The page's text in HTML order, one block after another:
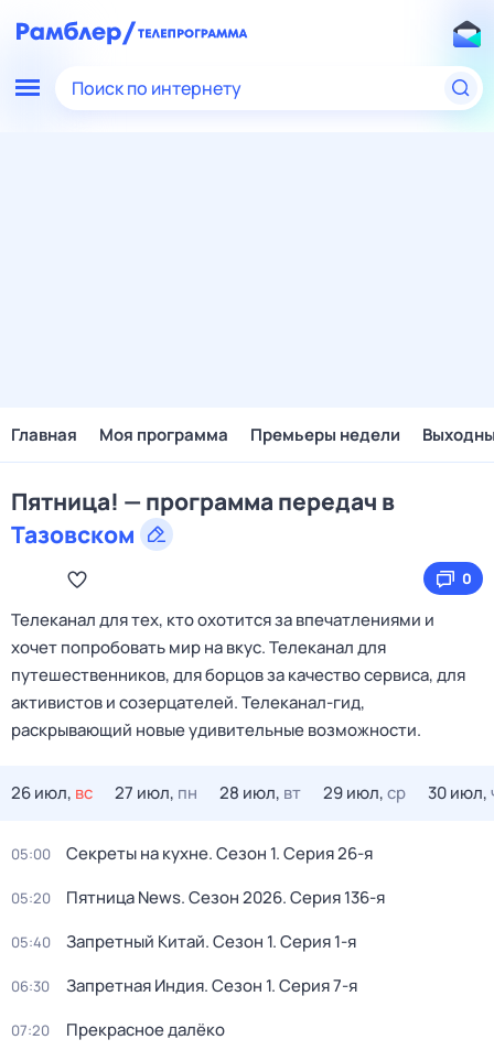
Поиск по интернету
Главная Моя программа Премьеры недели
Пятница! — программа передач в
Тазовском
0
Телеканал для тех, кто охотится за впечатлениями и
хочет попробовать мир на вкус. Телеканал для
путешественников, для борцов за качество сервиса, для
активистов и созерцателей. Телеканал-гид,
раскрывающий новые удивительные возможности.
26 июл, вс 27 июл, пн 28 июл, вт 29 июл,ср 30 июл,
05:00 Секреты на кухне. Сезон 1. Серия 26-я
05:20 Пятница News. Сезон 2026. Серия 136-я
05:40 Запретный Китай. Сезон 1. Серия 1-я
06:30 Запретная Индия. Сезон 1. Серия 7-я
07:20 Прекрасное далёко